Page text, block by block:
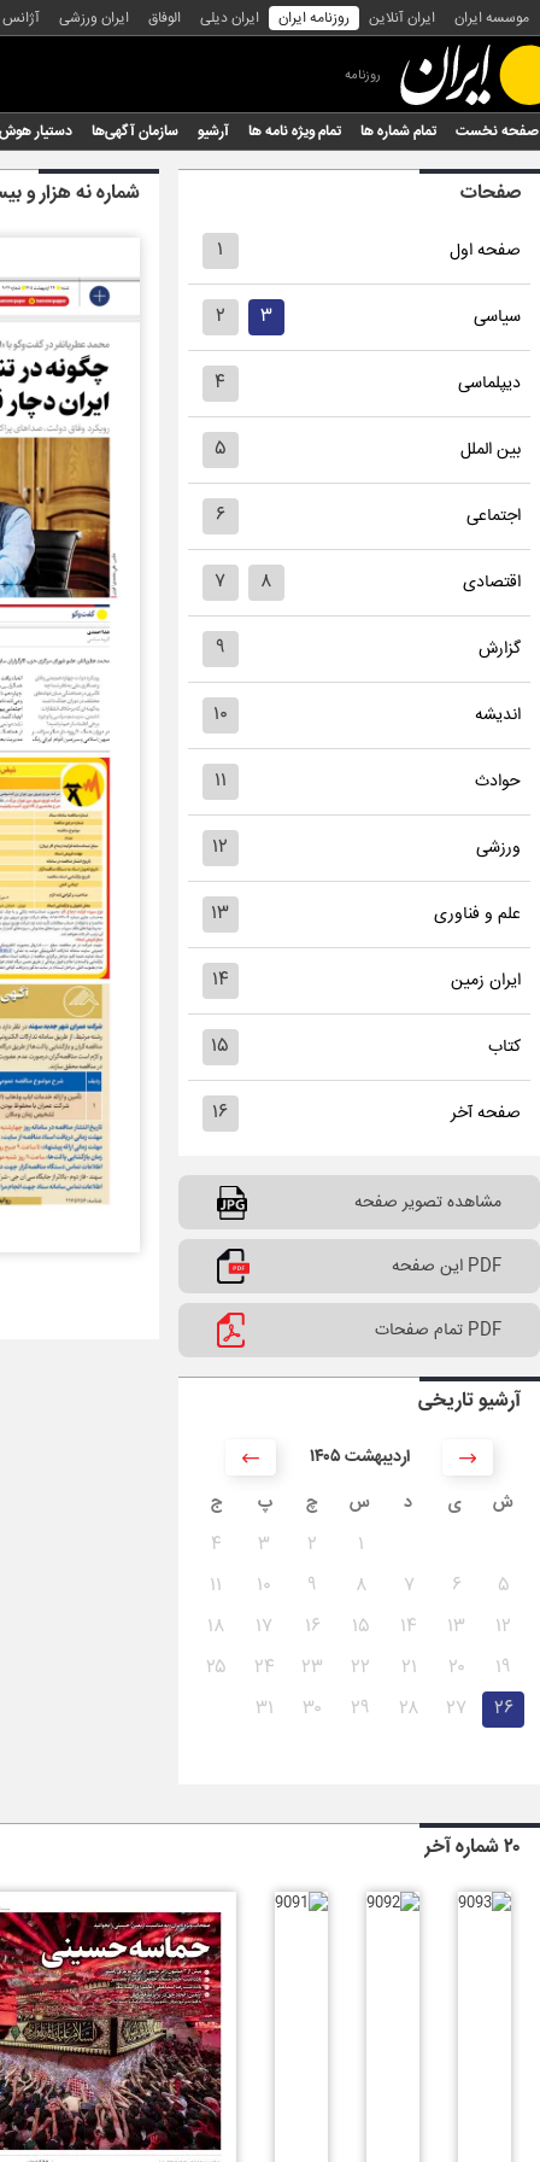
موسسه ایران ایران آنلاین روزنامه ایران ایران دیلی الوفاق ایران ورزشی
روزنامه
صفحه نخست تمام شماره ها تمام ویژه نامه ها آرشیو سازمان آگهی‌ها دستیار
صفحات
صفحه اول ۱
سیاسی ۲ ۳
دیپلماسی ۴
بین الملل ۵
اجتماعی ۶
اقتصادی ۷ ۸
گزارش ۹
اندیشه ۱۰
حوادث ۱۱
ورزشی ۱۲
علم و فناوری ۱۳
ایران زمین ۱۴
کتاب ۱۵
صفحه آخر ۱۶
مشاهده تصویر صفحه
PDF این صفحه
PDF تمام صفحات
آرشیو تاریخی
۱۴۰۵ اردیبهشت
ش
ی د س چ پ ج
۱ ۲ ۳
۴
۵
۶ ۷ ۸ ۹ ۱۰
۱۱
۱۲
۱۳ ۱۴ ۱۵ ۱۶ ۱۷
۱۸
۱۹
۲۰ ۲۱ ۲۲ ۲۳ ۲۴
۲۵
۲۶
۲۷ ۲۸ ۲۹ ۳۰ ۳۱
شماره نه هزار
۲۰ شماره آخر